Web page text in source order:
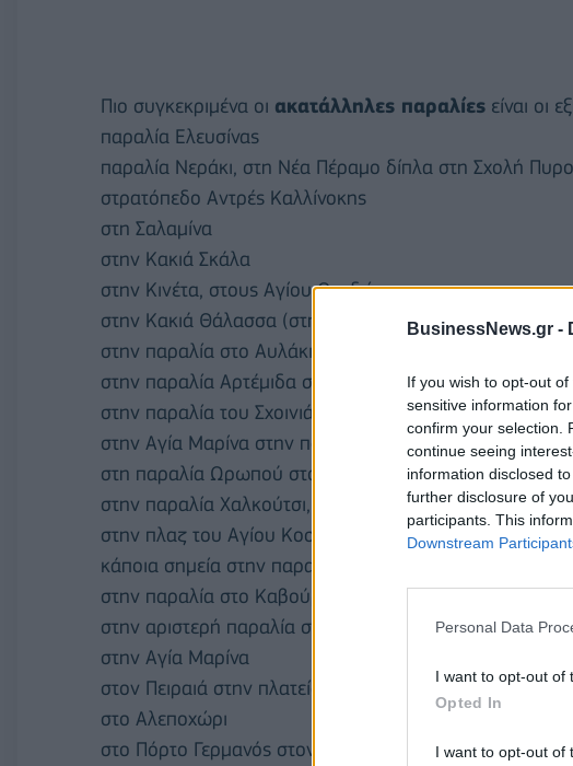
BusinessNews.gr -
If you wish to opt-out
sensitive information
confirm your selection.
continue seeing
information disclosed
further disclosure of
participants. This
Downstream
Personal Data
I want to opt-out of
Opted In
I want to opt-out of
Πιο συγκεκριμένα οι ακατάλληλες παραλίες είναι οι
παραλία Ελευσίνας
παραλία Νεράκι, στη Νέα Πέραμο δίπλα στη Σχολή
στρατόπεδο Αντρές Καλλίνοκης
στη Σαλαμίνα
στην Κακιά Σκάλα
στην Κινέτα, στους Αγίου Θεοδώρους
στην Κακιά Θάλασσα (στην παραλία Κερατέας)
στην παραλία στο Αυλάκι στο Πόρτο Ράφτη
στην παραλία Αρτέμιδα στη Λούτσα
στην παραλία του Σχοινιά
στην Αγία Μαρίνα στην παραλία Ειρήνης
στη παραλία Ωρωπού στο Φάρο και στην παραλία
στην παραλία Χαλκούτσι, στο Δήλεσι (στην αρχή της
στην πλαζ του Αγίου Κοσμά
κάποια σημεία στην παραλία Γλυφάδας και της Βούλας
στην παραλία στο Καβούρι
στην αριστερή παραλία στον Φλοίσβο
στην Αγία Μαρίνα
στον Πειραιά στην πλατεία Αλεξάνδρας
στο Αλεποχώρι
στο Πόρτο Γερμανός στον Άγιο Νικόλαο